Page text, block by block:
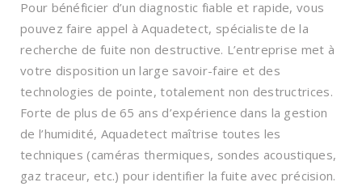
Pour bénéficier d’un diagnostic fiable et rapide, vous
pouvez faire appel à Aquadetect, spécialiste de la
recherche de fuite non destructive. L’entreprise met à
votre disposition un large savoir-faire et des
technologies de pointe, totalement non destructrices.
Forte de plus de 65 ans d’expérience dans la gestion
de l’humidité, Aquadetect maîtrise toutes les
techniques (caméras thermiques, sondes acoustiques,
gaz traceur, etc.) pour identifier la fuite avec précision.